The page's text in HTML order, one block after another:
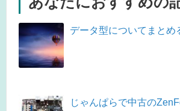
データ型についてまとめ
じゃんぱらで中古の